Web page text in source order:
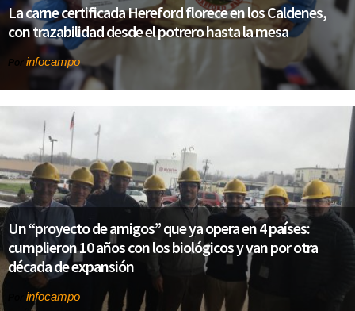
La carne certificada Hereford florece en los Caldenes,
con trazabilidad desde el potrero hasta la mesa
Por infocampo
Un “proyecto de amigos” que ya opera en 4 países:
cumplieron 10 años con los biológicos y van por otra
década de expansión
infocampo